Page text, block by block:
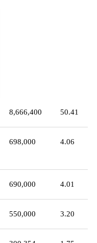
8,666,400 50.41
698,000 4.06
690,000 4.01
550,000 3.20